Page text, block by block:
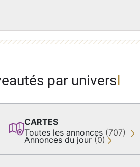
par univers
CARTES
Toutes les annonces (707)
Annonces du jour (0)